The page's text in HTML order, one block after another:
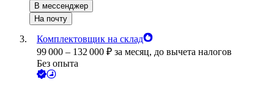
В мессенджер
На почту
Комплектовщик на склад
99 000 – 132 000 ₽ за месяц, до вычета налогов
Без опыта